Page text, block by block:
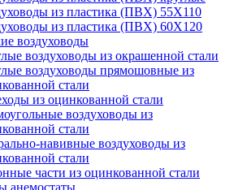
из пластика (ПВХ) 55Х110
из пластика (ПВХ) 60Х120
воздуховоды
воздуховоды из окрашенной стали
воздуховоды прямошовные из
стали
из оцинкованной стали
воздуховоды из
стали
навивные воздуховоды из
стали
части из оцинкованной стали
анемостаты